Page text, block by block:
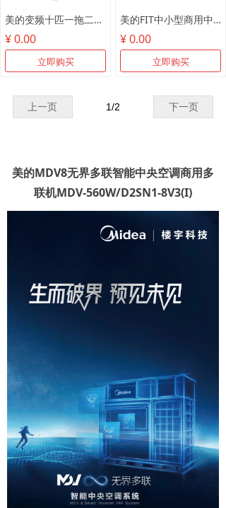
美的变频十匹一拖二MDV-250W/SN1-8R1
¥ 0.00
立即购买
美的FIT中小型商用中央空调
¥ 0.00
立即购买
上一页 下一页
1/2
美的MDV8无界多联智能中央空调商用多
联机MDV-560W/D2SN1-8V3(I)